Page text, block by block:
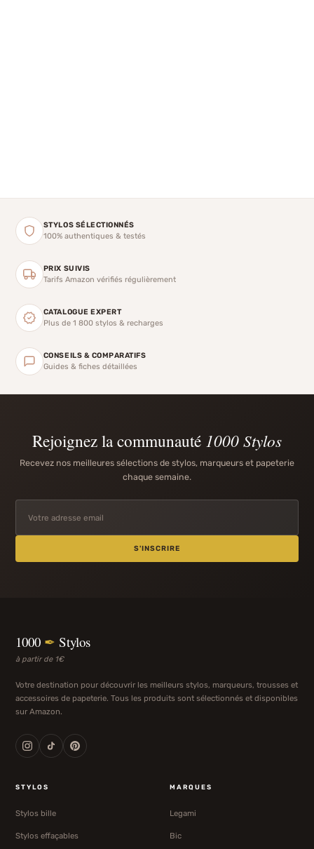
STYLOS SÉLECTIONNÉS
100% authentiques & testés
PRIX SUIVIS
Tarifs Amazon vérifiés régulièrement
CATALOGUE EXPERT
Plus de 1 800 stylos & recharges
CONSEILS & COMPARATIFS
Guides & fiches détaillées
Rejoignez la communauté 1000 Stylos
Recevez nos meilleures sélections de stylos, marqueurs et papeterie
chaque semaine.
S'INSCRIRE
1000 ✒ Stylos
à partir de 1€
Votre destination pour découvrir les meilleurs stylos, marqueurs, trousses et
accessoires de papeterie. Tous les produits sont sélectionnés et disponibles
sur Amazon.
STYLOS
Stylos bille
Stylos effaçables
MARQUES
Legami
Bic